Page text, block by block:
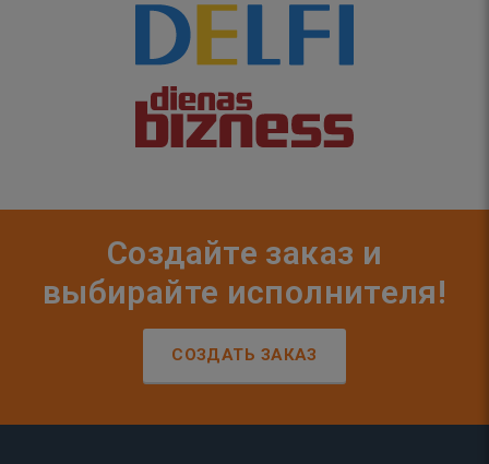
Создайте заказ и
выбирайте исполнителя!
СОЗДАТЬ ЗАКАЗ